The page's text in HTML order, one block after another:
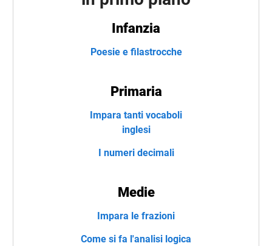
Infanzia
Poesie e filastrocche
Primaria
Impara tanti vocaboli
inglesi
I numeri decimali
Medie
Impara le frazioni
Come si fa l'analisi logica